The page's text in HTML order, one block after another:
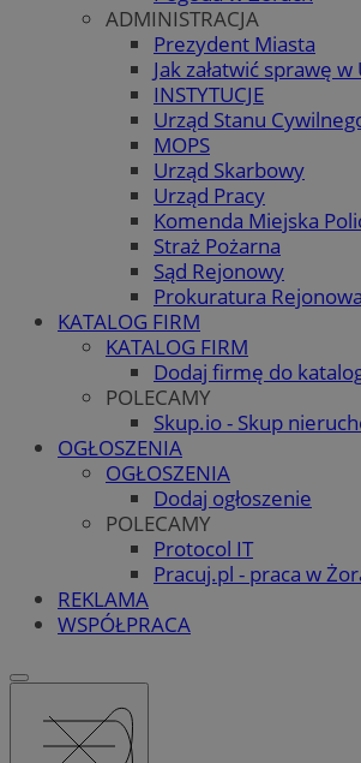
ADMINISTRACJA
Prezydent Miasta
Jak załatwić sprawę
INSTYTUCJE
Urząd Stanu
MOPS
Urząd Skarbowy
Urząd Pracy
Komenda Miejska
Straż Pożarna
Sąd Rejonowy
Prokuratura Rejonowa
KATALOG FIRM
KATALOG FIRM
Dodaj firmę do
POLECAMY
Skup.io - Skup
OGŁOSZENIA
OGŁOSZENIA
Dodaj ogłoszenie
POLECAMY
Protocol IT
Pracuj.pl - praca w
REKLAMA
WSPÓŁPRACA